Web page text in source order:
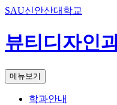
SAU신안산대학교
뷰티디자인
메뉴보기
학과안내